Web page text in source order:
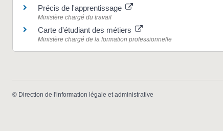
Précis de l'apprentissage
Ministère chargé du travail
Carte d'étudiant des métiers
Ministère chargé de la formation professionnelle
© Direction de l'information légale et administrative